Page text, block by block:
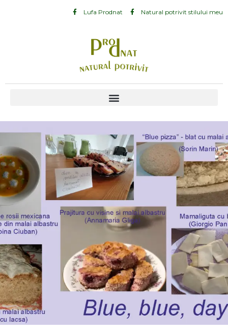
Lufa Prodnat Natural potrivit stilului meu